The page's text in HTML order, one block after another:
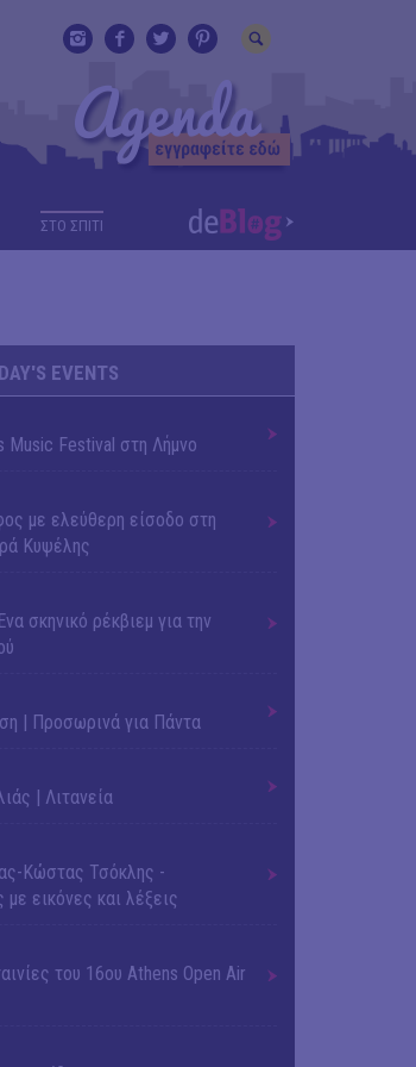
ΣΤΟ ΣΠΙΤΙ
EVENTS
Music Festival στη Λήμνο
με ελεύθερη είσοδο στη
Κυψέλης
σκηνικό ρέκβιεμ για την
| Προσωρινά για Πάντα
| Λιτανεία
Κώστας Τσόκλης -
με εικόνες και λέξεις
του 16ου Athens Open Air